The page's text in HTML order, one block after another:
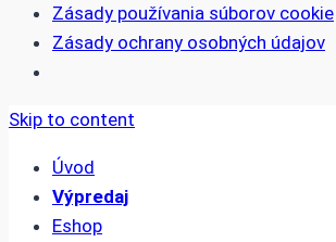
Zásady používania súborov cookie
Zásady ochrany osobných údajov
Skip to content
Úvod
Výpredaj
Eshop